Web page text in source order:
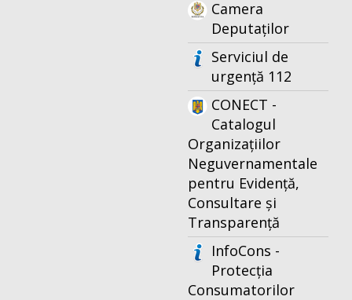
Camera
Deputaților
Serviciul de
urgență 112
CONECT -
Catalogul
Organizațiilor
Neguvernamentale
pentru Evidență,
Consultare și
Transparență
InfoCons -
Protecția
Consumatorilor